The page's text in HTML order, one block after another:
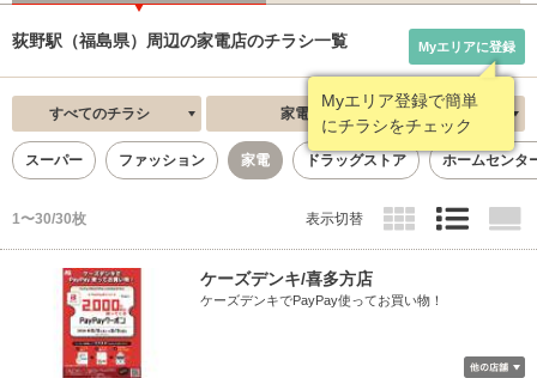
荻野駅（福島県）周辺の家電店のチラシ一覧
Myエリア登録で簡単
にチラシをチェック
Myエリアに登録
すべてのチラシ 家電店 新着順
スーパー ファッション 家電 ドラッグストア ホームセンタ
1〜30/30枚 表示切替
ケーズデンキ/喜多方店
ケーズデンキでPayPay使ってお買い物！